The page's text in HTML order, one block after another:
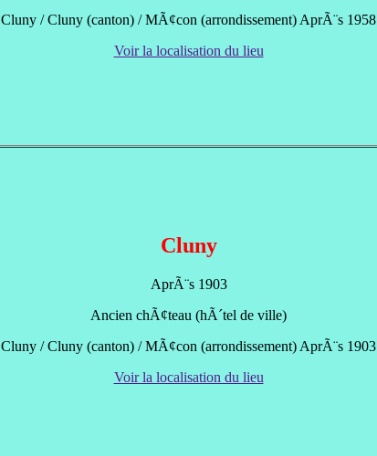
Cluny / Cluny (canton) / MÃ¢con (arrondissement) AprÃ¨s 1958
Voir la localisation du lieu
Cluny
AprÃ¨s 1903
Ancien chÃ¢teau (hÃ´tel de ville)
Cluny / Cluny (canton) / MÃ¢con (arrondissement) AprÃ¨s 1903
Voir la localisation du lieu